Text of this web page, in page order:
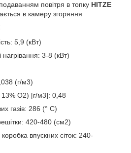
повітря в топку HITZE
в камеру згоряння
5,9 (кВт)
нагрівання: 3-8 (кВт)
(г/м3)
O2) [г/м3]: 0,48
газів: 286 (° C)
420-480 (см2)
впускних сіток: 240-